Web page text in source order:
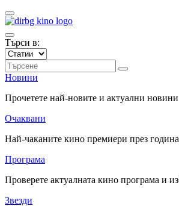
Търси в:
Новини
Прочетете най-новите и актуални
Очаквани
Най-чаканите кино премиери през
Програма
Проверете актуалната кино програма и
Звезди